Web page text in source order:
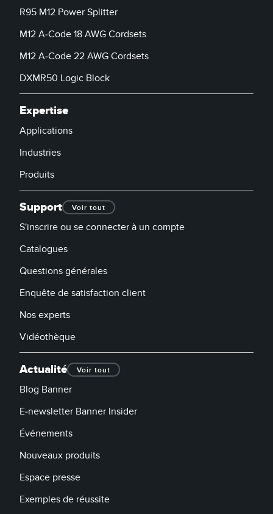
LOGICIELS
Banner Measurement Sensor Software
Logiciels avec interface utilisateur graphique pour capteurs
R95 M12 Power Splitter
M12 A-Code 18 AWG Cordsets
M12 A-Code 22 AWG Cordsets
DXMR50 Logic Block
Expertise
Applications
Industries
Produits
Support Voir tout
S'inscrire ou se connecter à un compte
Catalogues
Questions générales
Enquête de satisfaction client
Nos experts
Vidéothèque
Actualité Voir tout
Blog Banner
E-newsletter Banner Insider
Événements
Nouveaux produits
Espace presse
Exemples de réussite